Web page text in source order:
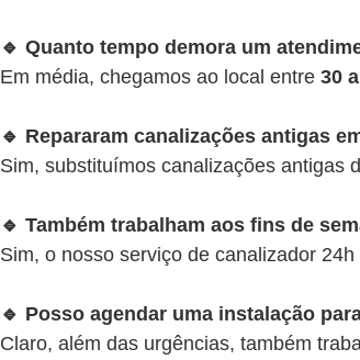
🔹 Quanto tempo demora um
Em média, chegamos ao local entre 30
🔹 Repararam canalizações antigas
Sim, substituímos canalizações antigas
🔹 Também trabalham aos fins de
Sim, o nosso serviço de canalizador
🔹 Posso agendar uma instalação
Claro, além das urgências, também